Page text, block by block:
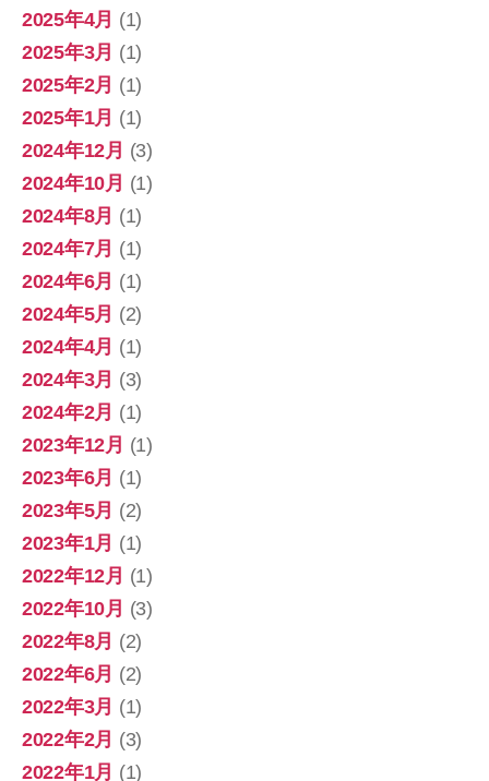
2025年4月 (1)
2025年3月 (1)
2025年2月 (1)
2025年1月 (1)
2024年12月 (3)
2024年10月 (1)
2024年8月 (1)
2024年7月 (1)
2024年6月 (1)
2024年5月 (2)
2024年4月 (1)
2024年3月 (3)
2024年2月 (1)
2023年12月 (1)
2023年6月 (1)
2023年5月 (2)
2023年1月 (1)
2022年12月 (1)
2022年10月 (3)
2022年8月 (2)
2022年6月 (2)
2022年3月 (1)
2022年2月 (3)
2022年1月 (1)